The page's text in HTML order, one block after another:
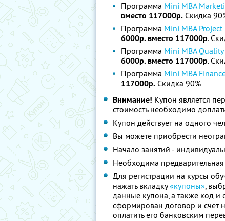
Программа Mini MBA
вместо 117000р. Скидка
Программа Mini MBA
6000р. вместо 117000р.
Программа Mini MBA
6000р. вместо 117000р.
Программа Mini MBA
117000р. Скидка 90%
Внимание! Купон является
стоимость необходимо
Купон действует на одного
Вы можете приобрести
Начало занятий -
Необходима
Для регистрации на курсы
нажать вкладку«купоны»,
данные купона, а также код и
сформирован договор и счет
оплатить его банковским